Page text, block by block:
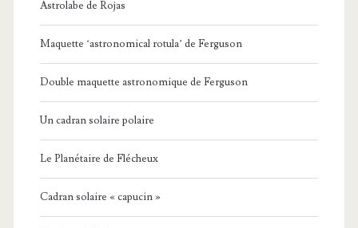
Astrolabe de Rojas
Maquette ‘astronomical rotula’ de Ferguson
Double maquette astronomique de Ferguson
Un cadran solaire polaire
Le Planétaire de Flécheux
Cadran solaire « capucin »